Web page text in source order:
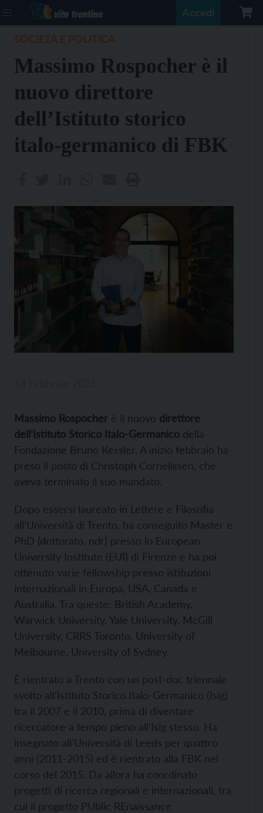
Accedi
Massimo Rospocher è il
nuovo direttore
dell’Istituto storico
italo-germanico di FBK
Massimo Rospocher è il nuovo direttore
dell’Istituto Storico Italo-Germanico della
Fondazione Bruno Kessler. A inizio febbraio ha
preso il posto di Christoph Cornelissen, che
aveva terminato il suo mandato.
Dopo essersi laureato in Lettere e Filosofia
all’Università di Trento, ha conseguito Master e
PhD (dottorato, ndr) presso lo European
University Institute (EUI) di Firenze e ha poi
ottenuto varie fellowship presso istituzioni
internazionali in Europa, USA, Canada e
Australia. Tra queste: British Academy,
Warwick University, Yale University, McGill
University, CRRS Toronto, University of
Melbourne, University of Sydney.
È rientrato a Trento con un post-doc triennale
svolto all’Istituto Storico Italo-Germanico (Isig)
tra il 2007 e il 2010, prima di diventare
ricercatore a tempo pieno all’Isig stesso. Ha
insegnato all’Università di Leeds per quattro
anni (2011-2015) ed è rientrato alla FBK nel
corso del 2015. Da allora ha coordinato
progetti di ricerca regionali e internazionali, tra
cui il progetto PUblic REnaissance